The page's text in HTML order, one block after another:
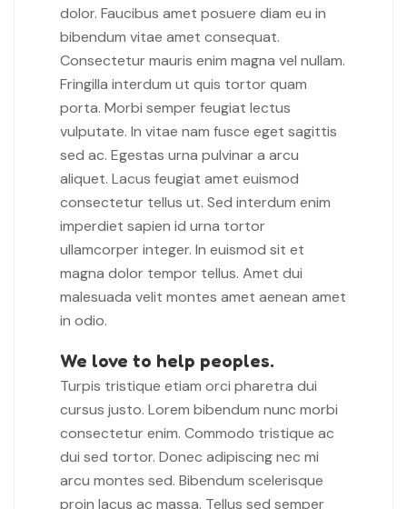
dolor. Faucibus amet posuere diam eu in
bibendum vitae amet consequat.
Consectetur mauris enim magna vel nullam.
Fringilla interdum ut quis tortor quam
porta. Morbi semper feugiat lectus
vulputate. In vitae nam fusce eget sagittis
sed ac. Egestas urna pulvinar a arcu
aliquet. Lacus feugiat amet euismod
consectetur tellus ut. Sed interdum enim
imperdiet sapien id urna tortor
ullamcorper integer. In euismod sit et
magna dolor tempor tellus. Amet dui
malesuada velit montes amet aenean amet
in odio.
We love to help peoples.
Turpis tristique etiam orci pharetra dui
cursus justo. Lorem bibendum nunc morbi
consectetur enim. Commodo tristique ac
dui sed tortor. Donec adipiscing nec mi
arcu montes sed. Bibendum scelerisque
proin lacus ac massa. Tellus sed semper